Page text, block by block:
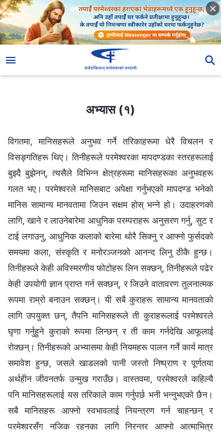
अभ्यास (१)
विगतमा, मानिसहरूले अनुभव गर्ने तरिकाहरूमा धेरै विचलन र
विसङ्गतिहरू थिए। तिनीहरूले परमेश्‍वरका मापदण्डका स्तरहरूलाई
बुझ्दै बुझेनन्, त्यसैले विभिन्‍न क्षेत्रहरूमा मानिसहरूका अनुभवहरू
गलत भए। परमेश्‍वरले मानिसबाट अपेक्षा गर्नुभएको मापदण्ड भनेको
मानिस सामान्य मानवतामा जिउन सक्षम होस् भन्‍ने हो। उदाहरणको
लागि, खाने र लाउनेबारेमा आधुनिक परम्पराहरू अनुसरण गर्नु, सुट र
टाई लगाउनु, आधुनिक कलाको बारेमा थोरै सिक्‍नु र आफ्नो फुर्सदको
समयमा कला, संस्कृति र मनोरञ्‍जनको आनन्द लिनु ठीकै हुन्छ।
तिनीहरूले केही अविस्मरणीय फोटोहरू लिन सक्छन्, तिनीहरूले पढेर
केही उपयोगी ज्ञान प्राप्त गर्न सक्छन्, र जिउने वातावरण तुलनात्मक
रूपमा राम्रो बनाउन सक्छन्। यी सबै कुराहरू सामान्य मानवताको
लागि उपयुक्त छन्, तैपनि मानिसहरूले ती कुराहरूलाई परमेश्‍वरले
घृणा गर्नुहुने कुराको रूपमा लिन्छन् र ती काम गर्नदेखि आफूलाई
रोक्छन्। तिनीहरूको अभ्यासमा केही नियमहरू पालन गर्ने कार्य मात्र
समावेश हुन्छ, जसले खाडलको पानी जस्तो निष्प्राण र पूर्णतया
अर्थहीन जीवनतर्फ उन्मुख गराउँछ। वास्तवमा, परमेश्‍वरले कहिल्यै
पनि मानिसहरूलाई यस तरिकाले काम गर्नुपर्छ भनी भन्‍नुभएको छैन।
सबै मानिसहरू आफ्नो स्वभावलाई नियन्त्रण गर्न चाहन्छन् र
परमेश्‍वरसँग नजिक रहनका लागि निरन्तर आफ्नो आत्माभित्र